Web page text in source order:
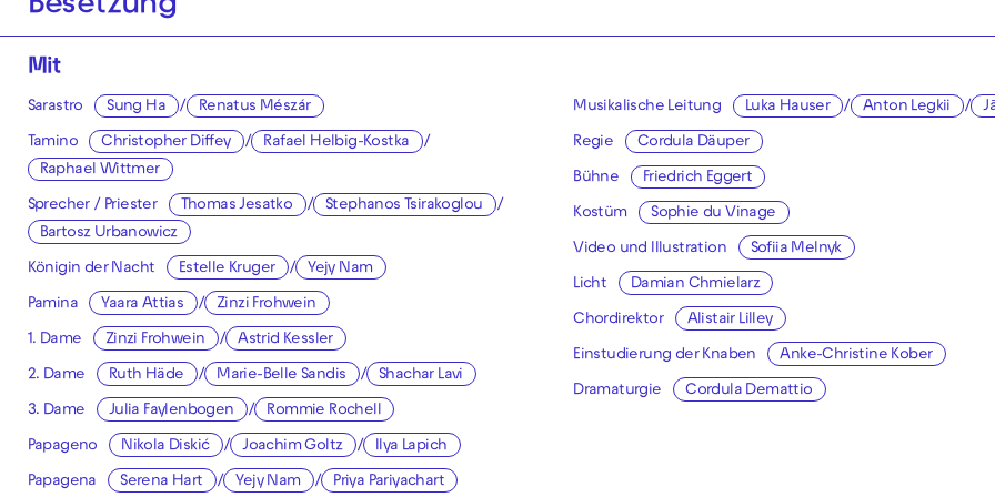
Besetzung
Mit
Sarastro Sung Ha / Renatus Mészár
Tamino Christopher Diffey / Rafael Helbig-Kostka
/
Raphael Wittmer
Sprecher / Priester Thomas Jesatko / Stephanos Tsirakoglou
/
Bartosz Urbanowicz
Königin der Nacht Estelle Kruger / Yejy Nam
Pamina Yaara Attias / Zinzi Frohwein
1. Dame Zinzi Frohwein / Astrid Kessler
2. Dame Ruth Häde / Marie-Belle Sandis / Shachar Lavi
3. Dame Julia Faylenbogen / Rommie Rochell
Papageno Nikola Diskić / Joachim Goltz / Ilya Lapich
Papagena Serena Hart / Yejy Nam / Priya Pariyachart
Musikalische Leitung Luka Hauser / Anton Legkii /
Regie Cordula Däuper
Bühne Friedrich Eggert
Kostüm Sophie du Vinage
Video und Illustration Sofiia Melnyk
Licht Damian Chmielarz
Chordirektor Alistair Lilley
Einstudierung der Knaben Anke-Christine Kober
Dramaturgie Cordula Demattio